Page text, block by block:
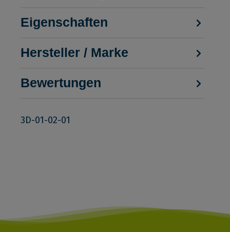
Eigenschaften
Hersteller / Marke
Bewertungen
3D-01-02-01